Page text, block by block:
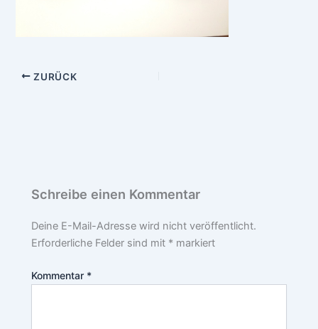
ZURÜCK
Schreibe einen Kommentar
Deine E-Mail-Adresse wird nicht veröffentlicht.
Erforderliche Felder sind mit * markiert
Kommentar *